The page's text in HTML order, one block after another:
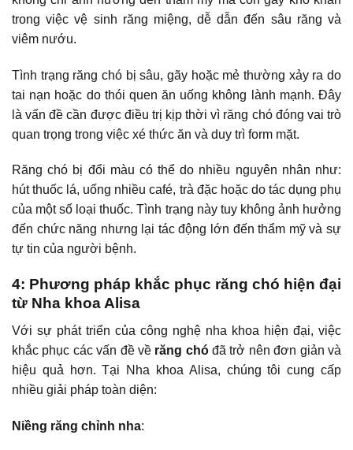
trong việc vệ sinh răng miệng, dễ dẫn đến sâu răng và
viêm nướu.
Tình trạng răng chó bị sâu, gãy hoặc mẻ thường xảy ra do
tai nạn hoặc do thói quen ăn uống không lành mạnh. Đây
là vấn đề cần được điều trị kịp thời vì răng chó đóng vai trò
quan trọng trong việc xé thức ăn và duy trì form mặt.
Răng chó bị đổi màu có thể do nhiều nguyên nhân như:
hút thuốc lá, uống nhiều café, trà đặc hoặc do tác dụng phụ
của một số loại thuốc. Tình trạng này tuy không ảnh hưởng
đến chức năng nhưng lại tác động lớn đến thẩm mỹ và sự
tự tin của người bệnh.
4: Phương pháp khắc phục răng chó hiện đại
từ Nha khoa Alisa
Với sự phát triển của công nghệ nha khoa hiện đại, việc
khắc phục các vấn đề về răng chóđã trở nên đơn giản và
hiệu quả hơn. Tại Nha khoa Alisa, chúng tôi cung cấp
nhiều giải pháp toàn diện:
Niềng răng chỉnh nha: